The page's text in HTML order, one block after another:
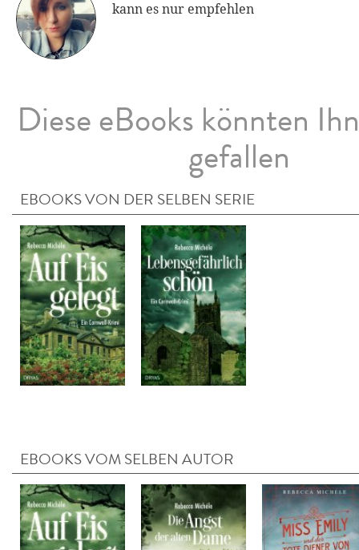
kann es nur empfehlen
Diese eBooks könnten
gefallen
EBOOKS VON DER SELBEN SERIE
EBOOKS VOM SELBEN AUTOR